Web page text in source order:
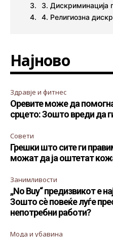
3. Дискриминација
4. Религиозна
Најново
Здравје и фитнес
Оревите може да
срцето: Зошто вреди да
Совети
Грешки што сите ги
можат да ја оштетат
Занимливости
„No Buy“ предизвикот е
Зошто сè повеќе луѓе
непотребни работи?
Мода и убавина